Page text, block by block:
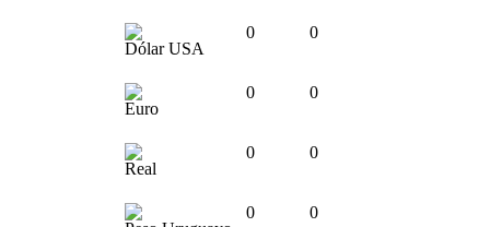
Dólar USA
0 0
Euro
0 0
Real
0 0
0 0